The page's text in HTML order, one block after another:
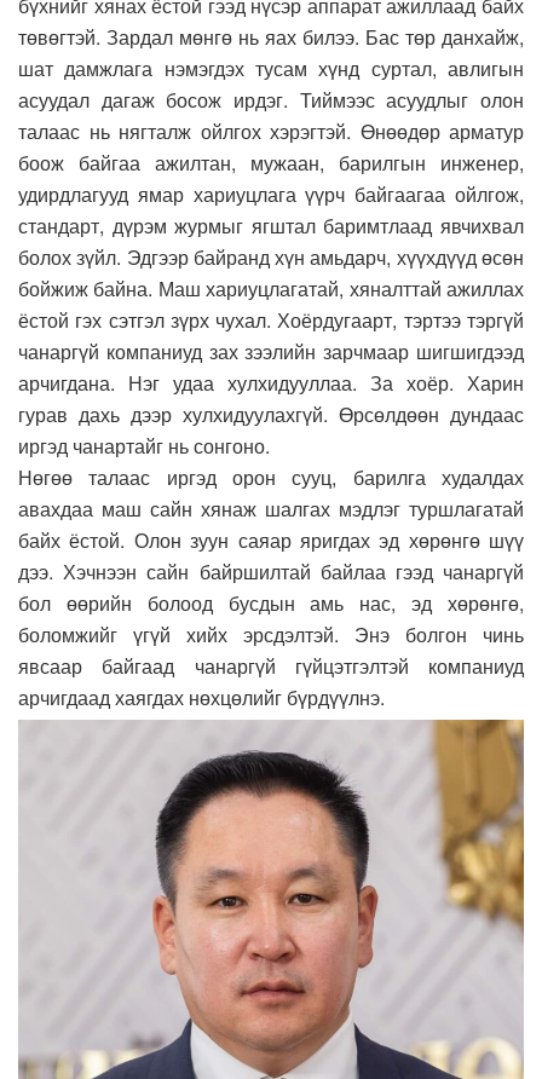
төвөгтэй. Зардал мөнгө нь яах билээ. Бас төр данхайж,
шат дамжлага нэмэгдэх тусам хүнд суртал, авлигын
асуудал дагаж босож ирдэг. Тиймээс асуудлыг олон
талаас нь нягталж ойлгох хэрэгтэй. Өнөөдөр арматур
боож байгаа ажилтан, мужаан, барилгын инженер,
удирдлагууд ямар хариуцлага үүрч байгаагаа ойлгож,
стандарт, дүрэм журмыг ягштал баримтлаад явчихвал
болох зүйл. Эдгээр байранд хүн амьдарч, хүүхдүүд өсөн
бойжиж байна. Маш хариуцлагатай, хяналттай ажиллах
ёстой гэх сэтгэл зүрх чухал. Хоёрдугаарт, тэртээ тэргүй
чанаргүй компаниуд зах зээлийн зарчмаар шигшигдээд
арчигдана. Нэг удаа хулхидууллаа. За хоёр. Харин
гурав дахь дээр хулхидуулахгүй. Өрсөлдөөн дундаас
иргэд чанартайг нь сонгоно.
Нөгөө талаас иргэд орон сууц, барилга худалдах
авахдаа маш сайн хянаж шалгах мэдлэг туршлагатай
байх ёстой. Олон зуун саяар яригдах эд хөрөнгө шүү
дээ. Хэчнээн сайн байршилтай байлаа гээд чанаргүй
бол өөрийн болоод бусдын амь нас, эд хөрөнгө,
боломжийг үгүй хийх эрсдэлтэй. Энэ болгон чинь
явсаар байгаад чанаргүй гүйцэтгэлтэй компаниуд
арчигдаад хаягдах нөхцөлийг бүрдүүлнэ.